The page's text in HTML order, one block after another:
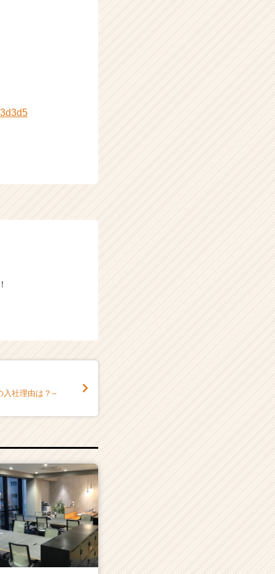
社理由は？--